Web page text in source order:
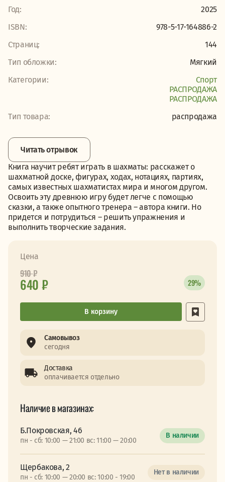
Год:
2025
ISBN:
978-5-17-164886-2
Страниц:
144
Тип обложки:
Мягкий
Категории:
Спорт
PАСПРОДАЖА
PАСПРОДАЖА
Тип товара:
распродажа
Читать отрывок
Книга научит ребят играть в шахматы: расскажет о
шахматной доске, фигурах, ходах, нотациях, партиях,
самых известных шахматистах мира и многом другом.
Освоить эту древнюю игру будет легче с помощью
сказки, а также опытного тренера – автора книги. Но
придется и потрудиться – решить упражнения и
выполнить творческие задания.
Цена
640 ₽
910₽
29%
В корзину
Самовывоз
сегодня
Доставка
оплачивается отдельно
Наличие в магазинах:
Б.Покровская, 46
пн - сб: 10:00 — 21:00 вс: 11:00 — 20:00
В наличии
Щербакова, 2
пн - сб: 10:00 — 20:00 вс: 10:00 - 19:00
Нет в наличии